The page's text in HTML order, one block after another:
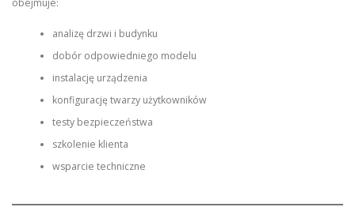
obejmuje:
analizę drzwi i budynku
dobór odpowiedniego modelu
instalację urządzenia
konfigurację twarzy użytkowników
testy bezpieczeństwa
szkolenie klienta
wsparcie techniczne